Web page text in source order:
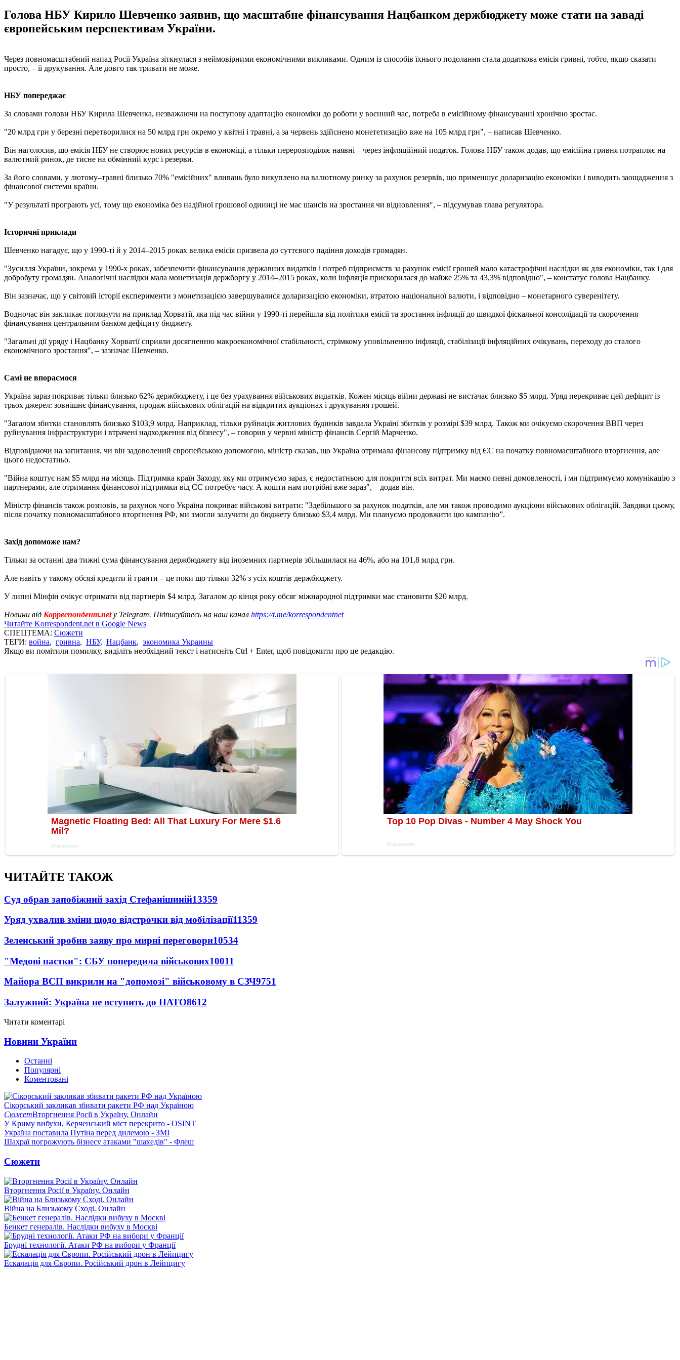
Голова НБУ Кирило Шевченко заявив, що масштабне фінансування Нацбанком держбюджету може стати на заваді
європейським перспективам України.
Через повномасштабний напад Росії Україна зіткнулася з неймовірними економічними викликами. Одним із способів їхнього подолання стала додаткова емісія гривні, тобто, якщо сказати
просто, – її друкування. Але довго так тривати не може.
НБУ попереджає
За словами голови НБУ Кирила Шевченка, незважаючи на поступову адаптацію економіки до роботи у воєнний час, потреба в емісійному фінансуванні хронічно зростає.
"20 млрд грн у березні перетворилися на 50 млрд грн окремо у квітні і травні, а за червень здійснено монететизацію вже на 105 млрд грн", – написав Шевченко.
Він наголосив, що емісія НБУ не створює нових ресурсів в економіці, а тільки перерозподіляє наявні – через інфляційний податок. Голова НБУ також додав, що емісійна гривня потрапляє на
валютний ринок, де тисне на обмінний курс і резерви.
За його словами, у лютому–травні близько 70% "емісійних" вливань було викуплено на валютному ринку за рахунок резервів, що применшує доларизацію економіки і виводить заощадження з
фінансової системи країни.
"У результаті програють усі, тому що економіка без надійної грошової одиниці не має шансів на зростання чи відновлення", – підсумував глава регулятора.
Історичні приклади
Шевченко нагадує, що у 1990-ті й у 2014–2015 роках велика емісія призвела до суттєвого падіння доходів громадян.
"Зусилля України, зокрема у 1990-х роках, забезпечити фінансування державних видатків і потреб підприємств за рахунок емісії грошей мало катастрофічні наслідки як для економіки, так і для
добробуту громадян. Аналогічні наслідки мала монетизація держборгу у 2014–2015 роках, коли інфляція прискорилася до майже 25% та 43,3% відповідно", – констатує голова Нацбанку.
Він зазначає, що у світовій історії експерименти з монетизацією завершувалися доларизацією економіки, втратою національної валюти, і відповідно – монетарного суверенітету.
Водночас він закликає поглянути на приклад Хорватії, яка під час війни у ​​1990-ті перейшла від політики емісії та зростання інфляції до швидкої фіскальної консолідації та скорочення
фінансування центральним банком дефіциту бюджету.
"Загальні дії уряду і Нацбанку Хорватії сприяли досягненню макроекономічної стабільності, стрімкому уповільненню інфляції, стабілізації інфляційних очікувань, переходу до сталого
економічного зростання", – зазначає Шевченко.
Самі не впораємося
Україна зараз покриває тільки близько 62% держбюджету, і це без урахування військових видатків. Кожен місяць війни державі не вистачає близько $5 млрд. Уряд перекриває цей дефіцит із
трьох джерел: зовнішнє фінансування, продаж військових облігацій на відкритих аукціонах і друкування грошей.
"Загалом збитки становлять близько $103,9 млрд. Наприклад, тільки руйнація житлових будинків завдала Україні збитків у розмірі $39 млрд. Також ми очікуємо скорочення ВВП через
руйнування інфраструктури і втрачені надходження від бізнесу", – говорив у червні міністр фінансів Сергій Марченко.
Відповідаючи на запитання, чи він задоволений європейською допомогою, міністр сказав, що Україна отримала фінансову підтримку від ЄС на початку повномасштабного вторгнення, але
цього недостатньо.
"Війна коштує нам $5 млрд на місяць. Підтримка країн Заходу, яку ми отримуємо зараз, є недостатньою для покриття всіх витрат. Ми маємо певні домовленості, і ми підтримуємо комунікацію з
партнерами, але отримання фінансової підтримки від ЄС потребує часу. А кошти нам потрібні вже зараз", – додав він.
Міністр фінансів також розповів, за рахунок чого Україна покриває військові витрати: "Здебільшого за рахунок податків, але ми також проводимо аукціони військових облігацій. Завдяки цьому,
після початку повномасштабного вторгнення РФ, ми змогли залучити до бюджету близько $3,4 млрд. Ми плануємо продовжити цю кампанію”.
Захід допоможе нам?
Тільки за останні два тижні сума фінансування держбюджету від іноземних партнерів збільшилася на 46%, або на 101,8 млрд грн.
Але навіть у такому обсязі кредити й гранти – це поки що тільки 32% з усіх коштів держбюджету.
У липні Мінфін очікує отримати від партнерів $4 млрд. Загалом до кінця року обсяг міжнародної підтримки має становити $20 млрд.
Новини від Корреспондент.netу Telegram. Підписуйтесь на наш канал https://t.me/korrespondentnet
Читайте Korrespondent.net в Google News
СПЕЦТЕМА: Сюжети
ТЕГИ: война, гривна, НБУ, Нацбанк, экономика Украины
Якщо ви помітили помилку, виділіть необхідний текст і натисніть Ctrl + Enter, щоб повідомити про це редакцію.
ЧИТАЙТЕ ТАКОЖ
Суд обрав запобіжний захід Стефанішиній13359
Уряд ухвалив зміни щодо відстрочки від мобілізації11359
Зеленський зробив заяву про мирні переговори10534
"Медові пастки": СБУ попередила військових10011
Майора ВСП викрили на "допомозі" військовому в СЗЧ9751
Залужний: Україна не вступить до НАТО8612
Читати коментарі
Новини України
Останні
Популярні
Коментовані
Сікорський закликав збивати ракети РФ над Україною
СюжетВторгнення Росії в Україну. Онлайн
У Криму вибухи, Керченський міст перекрито - OSINT
Україна поставила Путіна перед дилемою - ЗМІ
Шахраї погрожують бізнесу атаками "шахедів" - Флеш
Сюжети
Вторгнення Росії в Україну. Онлайн
Війна на Близькому Сході. Онлайн
Бенкет генералів. Наслідки вибуху в Москві
Брудні технології. Атаки РФ на вибори у Франції
Ескалація для Європи. Російський дрон в Лейпцигу